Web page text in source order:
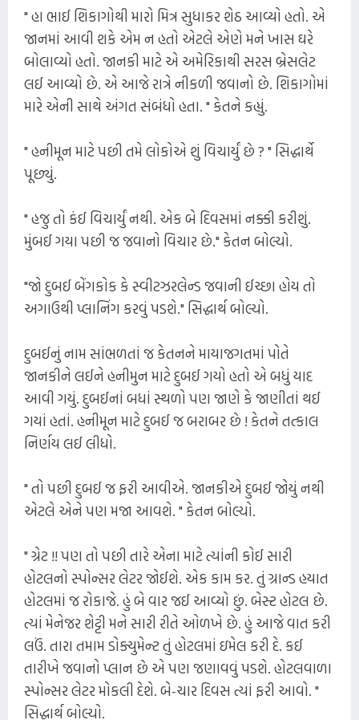
" હા ભાઈ શિકાગોથી મારો મિત્ર સુધાકર શેઠ આવ્યો હતો. એ
જાનમાં આવી શકે એમ ન હતો એટલે એણે મને ખાસ ઘરે
બોલાવ્યો હતો. જાનકી માટે એ અમેરિકાથી સરસ બ્રેસલેટ
લઈ આવ્યો છે. એ આજે રાત્રે નીકળી જવાનો છે. શિકાગોમાં
મારે એની સાથે અંગત સંબંધો હતા. " કેતને કહ્યું.
" હનીમૂન માટે પછી તમે લોકોએ શું વિચાર્યું છે ? " સિદ્ધાર્થે
પૂછ્યું.
" હજુ તો કંઈ વિચાર્યું નથી. એક બે દિવસમાં નક્કી કરીશું.
મુંબઈ ગયા પછી જ જવાનો વિચાર છે." કેતન બોલ્યો.
"જો દુબઈ બેંગકોક કે સ્વીટઝરલેન્ડ જવાની ઈચ્છા હોય તો
અગાઉથી પ્લાનિંગ કરવું પડશે." સિદ્ધાર્થ બોલ્યો.
દુબઈનું નામ સાંભળતાં જ કેતનને માયાજગતમાં પોતે
જાનકીને લઈને હનીમુન માટે દુબઈ ગયો હતો એ બધું યાદ
આવી ગયું. દુબઈનાં બધાં સ્થળો પણ જાણે કે જાણીતાં થઈ
ગયાં હતાં. હનીમૂન માટે દુબઈ જ બરાબર છે ! કેતને તત્કાલ
નિર્ણય લઈ લીધો.
" તો પછી દુબઈ જ ફરી આવીએ. જાનકીએ દુબઈ જોયું નથી
એટલે એને પણ મજા આવશે. " કેતન બોલ્યો.
" ગ્રેટ !! પણ તો પછી તારે એના માટે ત્યાંની કોઈ સારી
હોટલનો સ્પોન્સર લેટર જોઈશે. એક કામ કર. તું ગ્રાન્ડ હયાત
હોટલમાં જ રોકાજે. હું બે વાર જઈ આવ્યો છું. બેસ્ટ હોટલ છે.
ત્યાં મેનેજર શેટ્ટી મને સારી રીતે ઓળખે છે. હું આજે વાત કરી
લઉં. તારા તમામ ડોક્યુમેન્ટ તું હોટલમાં ઇમેલ કરી દે. કઈ
તારીખે જવાનો પ્લાન છે એ પણ જણાવવું પડશે. હોટલવાળા
સ્પોન્સર લેટર મોકલી દેશે. બે-ચાર દિવસ ત્યાં ફરી આવો. "
સિદ્ધાર્થ બોલ્યો.